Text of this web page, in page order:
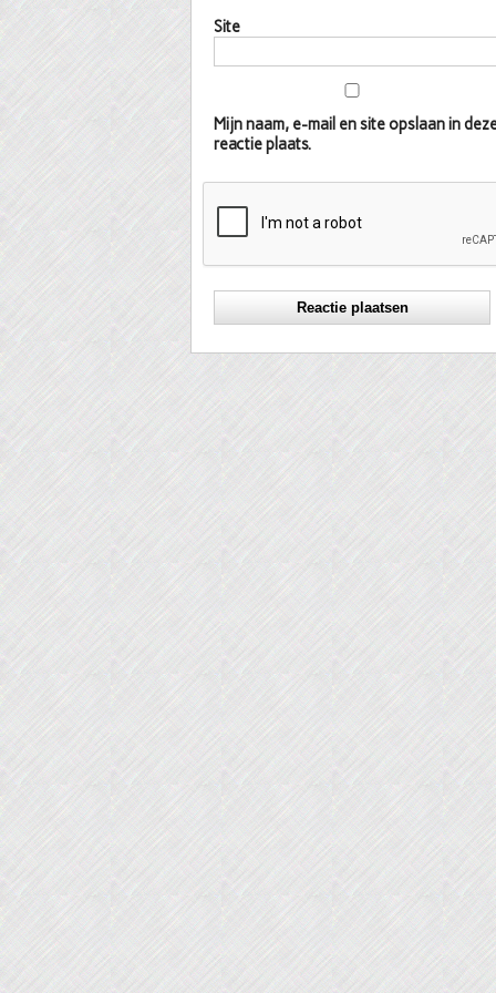
Site
Mijn naam, e-mail en site opslaan in
reactie plaats.